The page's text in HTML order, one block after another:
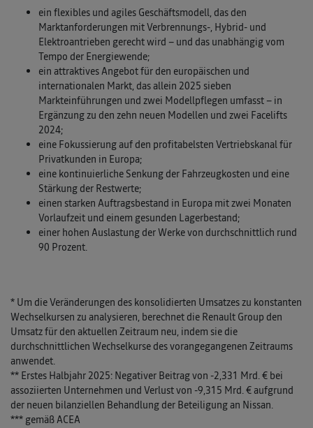
ein flexibles und agiles Geschäftsmodell, das den
Marktanforderungen mit Verbrennungs-, Hybrid- und
Elektroantrieben gerecht wird – und das unabhängig vom
Tempo der Energiewende;
ein attraktives Angebot für den europäischen und
internationalen Markt, das allein 2025 sieben
Markteinführungen und zwei Modellpflegen umfasst – in
Ergänzung zu den zehn neuen Modellen und zwei Facelifts
2024;
eine Fokussierung auf den profitabelsten Vertriebskanal für
Privatkunden in Europa;
eine kontinuierliche Senkung der Fahrzeugkosten und eine
Stärkung der Restwerte;
einen starken Auftragsbestand in Europa mit zwei Monaten
Vorlaufzeit und einem gesunden Lagerbestand;
einer hohen Auslastung der Werke von durchschnittlich rund
90 Prozent.
* Um die Veränderungen des konsolidierten Umsatzes zu konstanten
Wechselkursen zu analysieren, berechnet die Renault Group den
Umsatz für den aktuellen Zeitraum neu, indem sie die
durchschnittlichen Wechselkurse des vorangegangenen Zeitraums
anwendet.
** Erstes Halbjahr 2025: Negativer Beitrag von -2,331 Mrd. € bei
assoziierten Unternehmen und Verlust von -9,315 Mrd. € aufgrund
der neuen bilanziellen Behandlung der Beteiligung an Nissan.
*** gemäß ACEA